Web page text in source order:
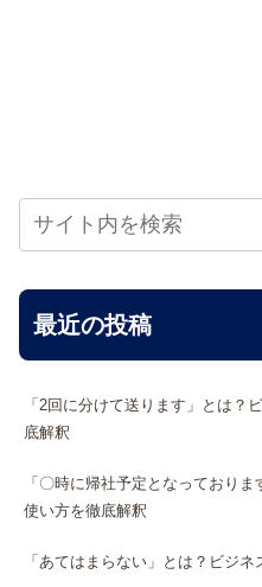
最近の投稿
「2回に分けて送ります」とは？
底解釈
「〇時に帰社予定となっており
使い方を徹底解釈
「あてはまらない」とは？ビジ